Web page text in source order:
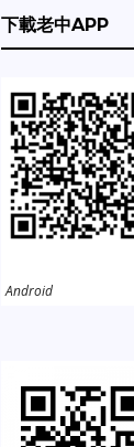
下載老中APP
Android